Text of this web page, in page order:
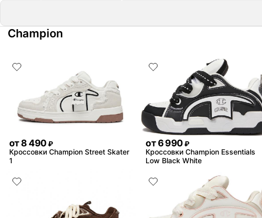
Champion
от8 490 ₽
Кроссовки Champion Street Skater
1
от6 990 ₽
Кроссовки Champion Essentials
Low Black White